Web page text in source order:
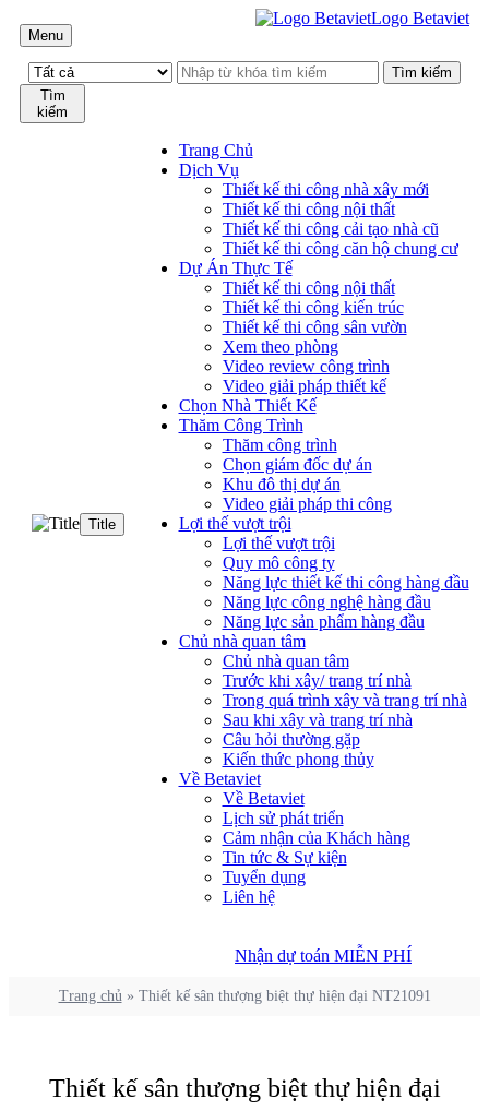
Menu
Logo Betaviet
Tìm
kiếm
Title
Trang Chủ
Dịch Vụ
Thiết kế thi công nhà xây mới
Thiết kế thi công nội thất
Thiết kế thi công cải tạo nhà cũ
Thiết kế thi công căn hộ chung cư
Dự Án Thực Tế
Thiết kế thi công nội thất
Thiết kế thi công kiến trúc
Thiết kế thi công sân vườn
Xem theo phòng
Video review công trình
Video giải pháp thiết kế
Chọn Nhà Thiết Kế
Thăm Công Trình
Thăm công trình
Chọn giám đốc dự án
Khu đô thị dự án
Video giải pháp thi công
Lợi thế vượt trội
Lợi thế vượt trội
Quy mô công ty
Năng lực thiết kế thi công hàng đầu
Năng lực công nghệ hàng đầu
Năng lực sản phẩm hàng đầu
Chủ nhà quan tâm
Chủ nhà quan tâm
Trước khi xây/ trang trí nhà
Trong quá trình xây và trang trí nhà
Sau khi xây và trang trí nhà
Câu hỏi thường gặp
Kiến thức phong thủy
Về Betaviet
Về Betaviet
Lịch sử phát triển
Cảm nhận của Khách hàng
Tin tức & Sự kiện
Tuyển dụng
Liên hệ
Nhận dự toán MIỄN PHÍ
Trang chủ» Thiết kế sân thượng biệt thự hiện đại NT21091
Thiết kế sân thượng biệt thự hiện đại